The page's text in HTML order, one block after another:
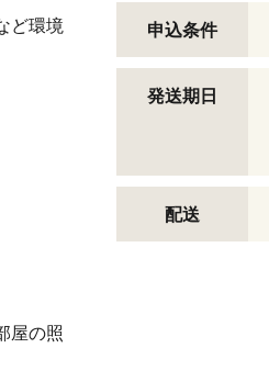
ど環境
屋の照
申込条件
発送期日
配送